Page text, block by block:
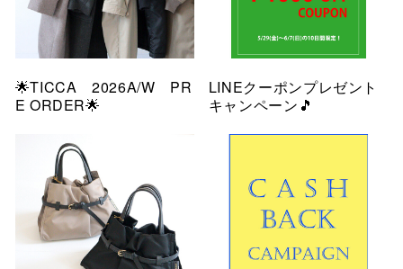
🌟TICCA 2026A/W PR
E ORDER🌟
LINEクーポンプレゼント
キャンペーン🎵